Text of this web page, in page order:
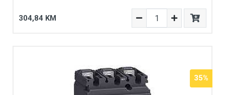
304,84 KM
35%